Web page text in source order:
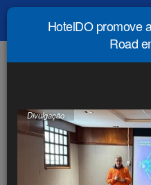
FLASHES DO
Divulgação
HotelDO promove
Road
Divulgação